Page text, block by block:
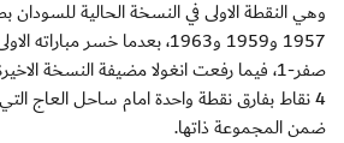
1957 و1959 و1963، بعدما خسر
4 نقاط بفارق نقطة واحدة امام ساحل العاج التي
ضمن المجموعة ذاتها.